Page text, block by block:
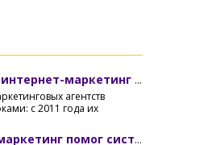
Сколько стоит интернет-маркетинг в 2016-2017 годах?
агентств
с 2011 года их
Как интернет-маркетинг помог систематизировать продажи для производителя с дилерской сетью 100+